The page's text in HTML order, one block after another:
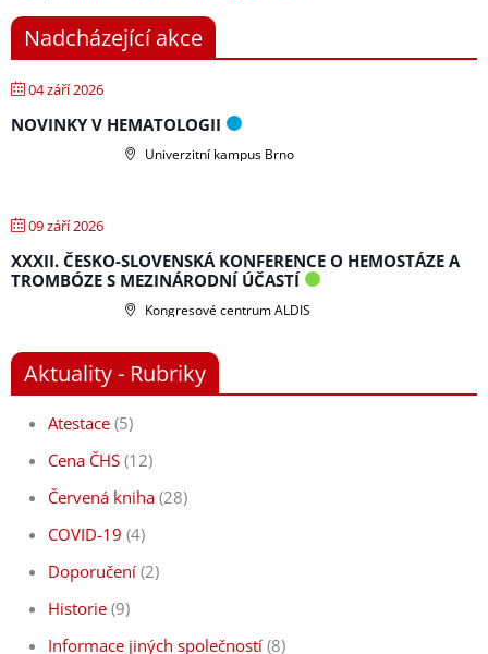
Nadcházející akce
04 září 2026
NOVINKY V HEMATOLOGII
Univerzitní kampus Brno
09 září 2026
XXXII. ČESKO-SLOVENSKÁ KONFERENCE O HEMOSTÁZE A
TROMBÓZE S MEZINÁRODNÍ ÚČASTÍ
Kongresové centrum ALDIS
Aktuality - Rubriky
Atestace (5)
Cena ČHS (12)
Červená kniha (28)
COVID-19 (4)
Doporučení (2)
Historie (9)
Informace jiných společností (8)